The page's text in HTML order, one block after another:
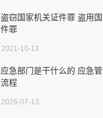
盗窃国家机关证件罪 盗用
件罪
2021-10-13
应急部门是干什么的 应急
流程
2026-07-13